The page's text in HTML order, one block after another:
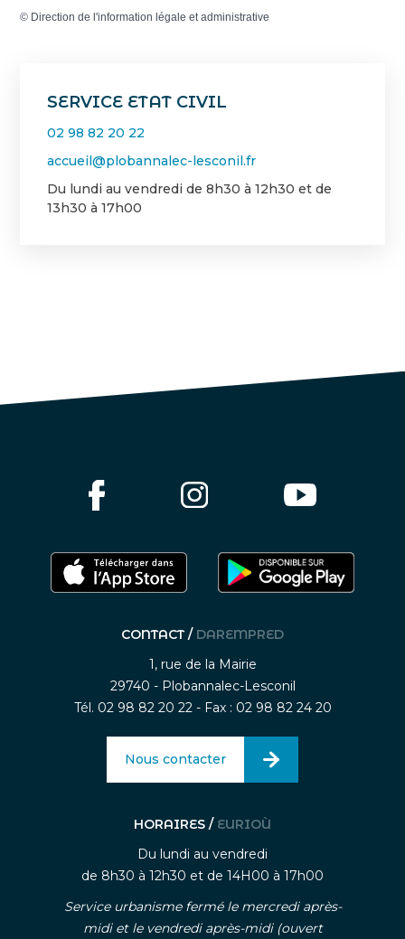
SERVICE ETAT CIVIL
02 98 82 20 22
accueil@plobannalec-lesconil.fr
Du lundi au vendredi de 8h30 à 12h30 et de
13h30 à 17h00
© Direction de l'information légale et administrative
CONTACT / DAREMPRED
1, rue de la Mairie
29740 - Plobannalec-Lesconil
Tél. 02 98 82 20 22 - Fax : 02 98 82 24 20
Nous contacter
HORAIRES / EURIOÙ
Du lundi au vendredi
de 8h30 à 12h30 et de 14H00 à 17h00
Service urbanisme fermé le mercredi après-
midi et le vendredi après-midi (ouvert